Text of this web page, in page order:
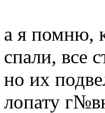
а я помню,
спали, все
но их
лопату